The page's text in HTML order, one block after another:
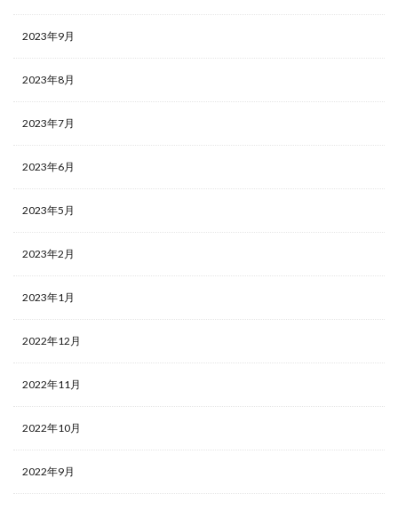
2023年9月
2023年8月
2023年7月
2023年6月
2023年5月
2023年2月
2023年1月
2022年12月
2022年11月
2022年10月
2022年9月